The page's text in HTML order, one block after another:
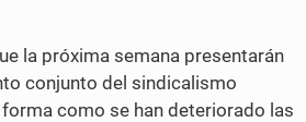
la próxima semana presentarán
conjunto del sindicalismo
como se han deteriorado las